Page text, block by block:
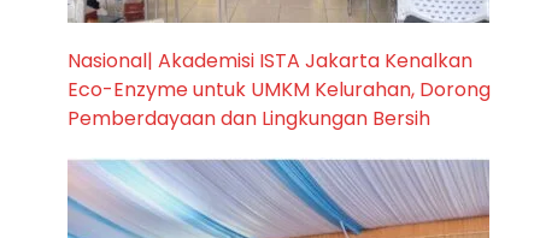
Nasional| Akademisi ISTA Jakarta Kenalkan
Eco-Enzyme untuk UMKM Kelurahan, Dorong
Pemberdayaan dan Lingkungan Bersih